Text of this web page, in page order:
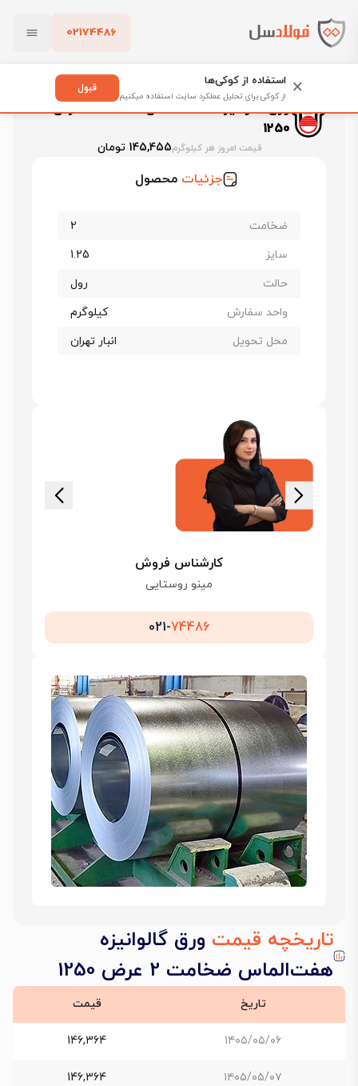
02174486
پاک کردن
فولادسل
ورق گالوانیزه هفت الماس ضخامت 2 عرض 1250
ورق گالوانیزه هفت الماس ضخامت 2 عرض
1250
قیمت امروز هر کیلوگرم145,455 تومان
جزئیات محصول
ضخامت
2
سایز
1.25
حالت
رول
واحد سفارش
کیلوگرم
محل تحویل
انبار تهران
کارشناس فروش
مینو روستایی
021-74486
تاریخچه قیمت ورق گالوانیزه
هفت‌الماس ضخامت 2 عرض 1250
تاریخ قیمت
۱۴۰۵/۰۵/۰۶ 146,364
۱۴۰۵/۰۵/۰۷ 146,364
× استفاده از کوکی‌ها
از کوکی برای تحلیل عملکرد سایت استفاده میکنیم
قبول